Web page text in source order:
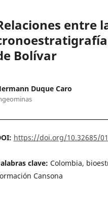
entre
Bolívar
Duque Caro
https://doi.org/10.32685/
clave: Colombia,
Cansona